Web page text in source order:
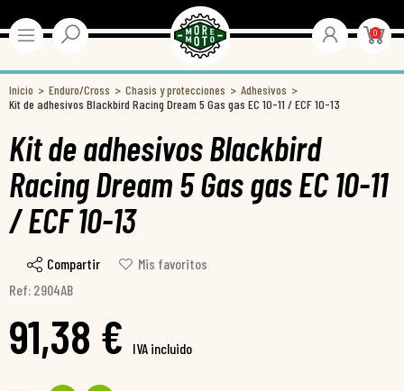
0
Inicio Enduro/Cross Chasis y protecciones
Adhesivos
Kit de adhesivos Blackbird Racing Dream 5 Gas gas EC 10-11 / ECF 10-13
Kit de adhesivos Blackbird
Racing Dream 5 Gas gas EC 10-11
/ ECF 10-13
Compartir
Mis favoritos
Ref: 2904AB
91,38 € IVA incluido